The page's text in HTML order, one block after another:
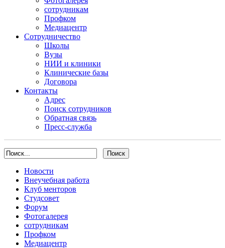
сотрудникам
Профком
Медиацентр
Сотрудничество
Школы
Вузы
НИИ и клиники
Клинические базы
Договора
Контакты
Адрес
Поиск сотрудников
Обратная связь
Пресс-служба
Новости
Внеучебная работа
Клуб менторов
Студсовет
Форум
Фотогалерея
сотрудникам
Профком
Медиацентр